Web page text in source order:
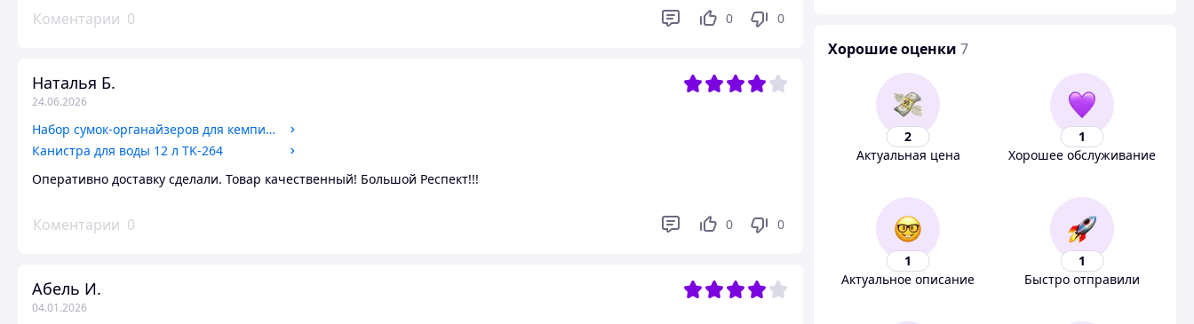
Коментарии 0 0 0
Наталья Б.
24.06.2026
Набор сумок-органайзеров для кемпинга TK-269
Канистра для воды 12 л TK-264
Оперативно доставку сделали. Товар качественный! Большой Респект!!!
Коментарии 0 0 0
Абель И.
04.01.2026
Хорошие оценки 7
2
Актуальная цена
1
Хорошее обслуживание
1
Актуальное описание
1
Быстро отправили